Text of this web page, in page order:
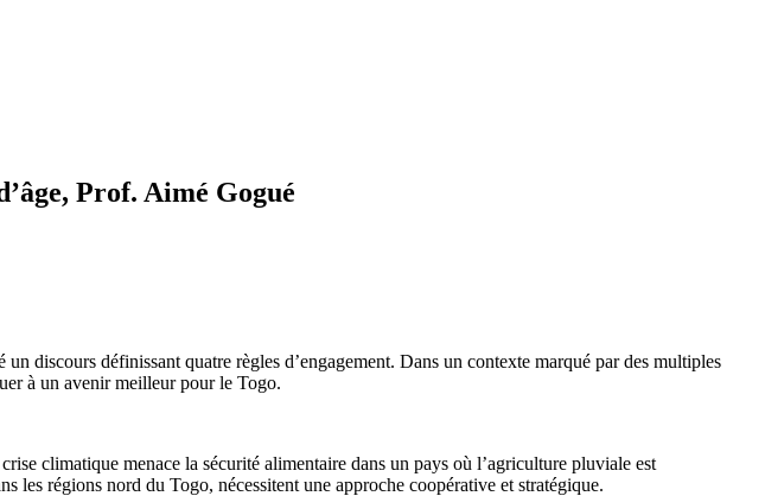
Prof. Aimé Gogué
discours définissant quatre règles d’engagement. Dans un contexte marqué par des multiples
à un avenir meilleur pour le Togo.
climatique menace la sécurité alimentaire dans un pays où l’agriculture pluviale est
les régions nord du Togo, nécessitent une approche coopérative et stratégique.